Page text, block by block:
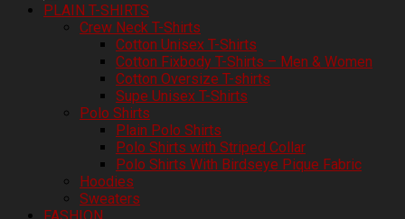
PLAIN T-SHIRTS
Crew Neck T-Shirts
Cotton Unisex T-Shirts
Cotton Fixbody T-Shirts – Men & Women
Cotton Oversize T-shirts
Supe Unisex T-Shirts
Polo Shirts
Plain Polo Shirts
Polo Shirts with Striped Collar
Polo Shirts With Birdseye Pique Fabric
Hoodies
Sweaters
FASHION